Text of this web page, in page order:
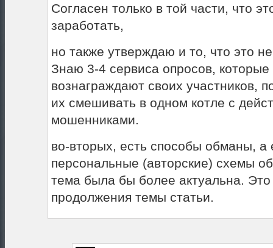
Согласен только в той части, что
заработать,
но также утверждаю и то, что это
Знаю 3-4 сервиса опросов, которые
вознаграждают своих участников,
их смешивать в одном котле с
мошенниками.
во-вторых, есть способы обманы, а
персональные (авторские) схемы
тема была бы более актуальна. Это
продолжения темы статьи.